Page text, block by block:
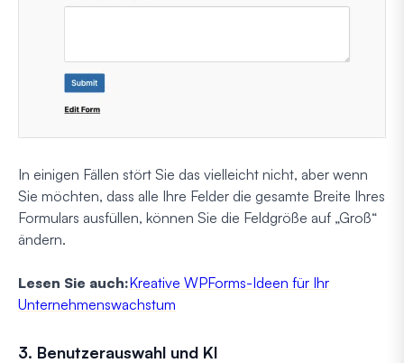
In einigen Fällen stört Sie das vielleicht nicht, aber wenn
Sie möchten, dass alle Ihre Felder die gesamte Breite Ihres
Formulars ausfüllen, können Sie die Feldgröße auf „Groß“
ändern.
Lesen Sie auch:Kreative WPForms-Ideen für Ihr
Unternehmenswachstum
3. Benutzerauswahl und KI